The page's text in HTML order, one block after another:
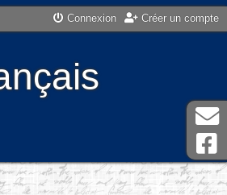
Connexion Créer un compte